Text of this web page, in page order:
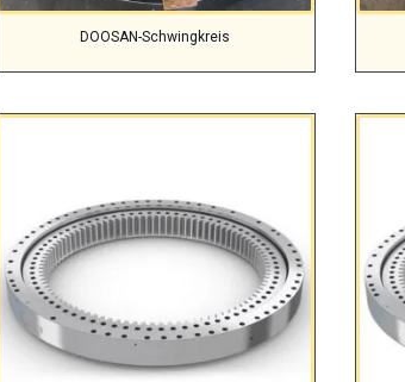
DOOSAN-Schwingkreis